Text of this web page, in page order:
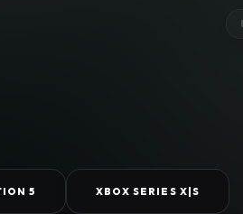
5 XBOX SERIES X|S